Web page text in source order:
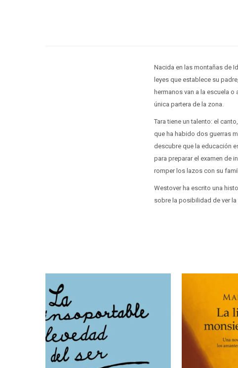
Nacida en las montañas de
leyes que establece su
hermanos van a la escuela
única partera de la zona.
Tara tiene un talento: el
que ha habido dos guerras
descubre que la educación
para preparar el examen de
romper los lazos con su
Westover ha escrito una
sobre la posibilidad de ver